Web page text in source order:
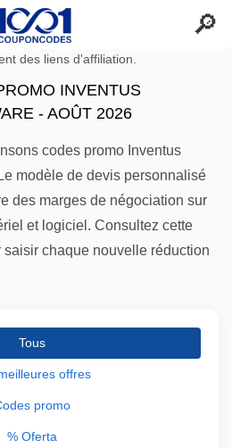
des liens d'affiliation.
INVENTUS
- AOÛT 2026
codes promo Inventus
modèle de devis personnalisé
des marges de négociation sur
et logiciel. Consultez cette
chaque nouvelle réduction
Tous
offres
promo
% Oferta